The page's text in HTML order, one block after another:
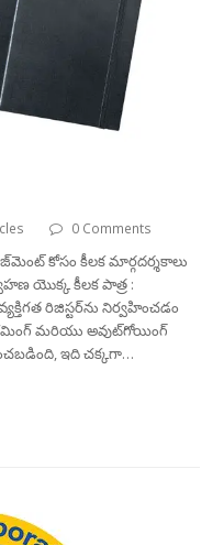
0 Comments
కోసం కీలక మార్గదర్శకాలు
యొక్క కీలక పాత్ర :
రిజిస్టర్‌ను నిర్వహించడం
మరియు అవుట్‌గోయింగ్
ఇది చక్కగా…